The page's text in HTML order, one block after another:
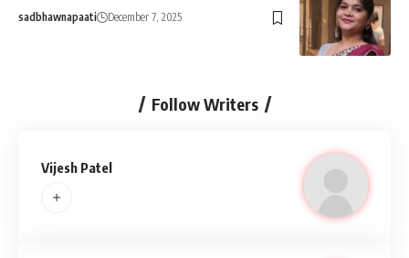
sadbhawnapaati December 7, 2025
Follow Writers
Vijesh Patel